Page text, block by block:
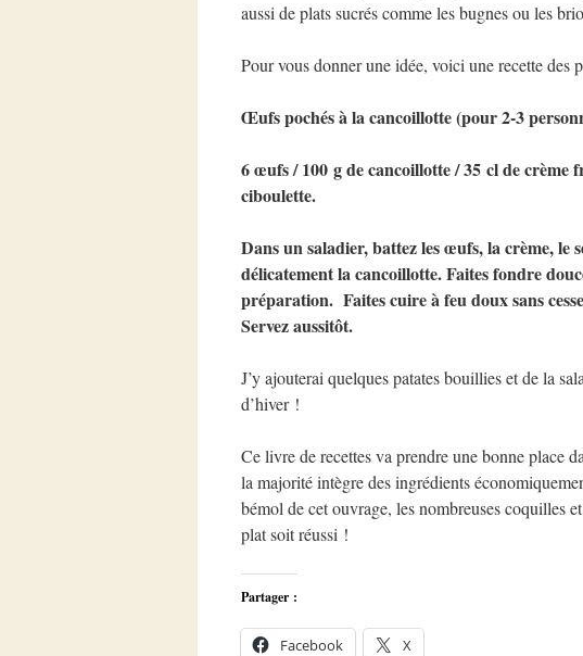
aussi de plats sucrés comme les bugnes ou les
Pour vous donner une idée, voici une recette des
Œufs pochés à la cancoillotte (pour 2-3
6 œufs / 100 g de cancoillotte / 35 cl de crème
ciboulette.
Dans un saladier, battez les œufs, la crème, le
délicatement la cancoillotte. Faites fondre
préparation. Faites cuire à feu doux sans
Servez aussitôt.
J’y ajouterai quelques patates bouillies et de la
d’hiver !
Ce livre de recettes va prendre une bonne place
la majorité intègre des ingrédients
bémol de cet ouvrage, les nombreuses coquilles
plat soit réussi !
Partager :
Facebook X